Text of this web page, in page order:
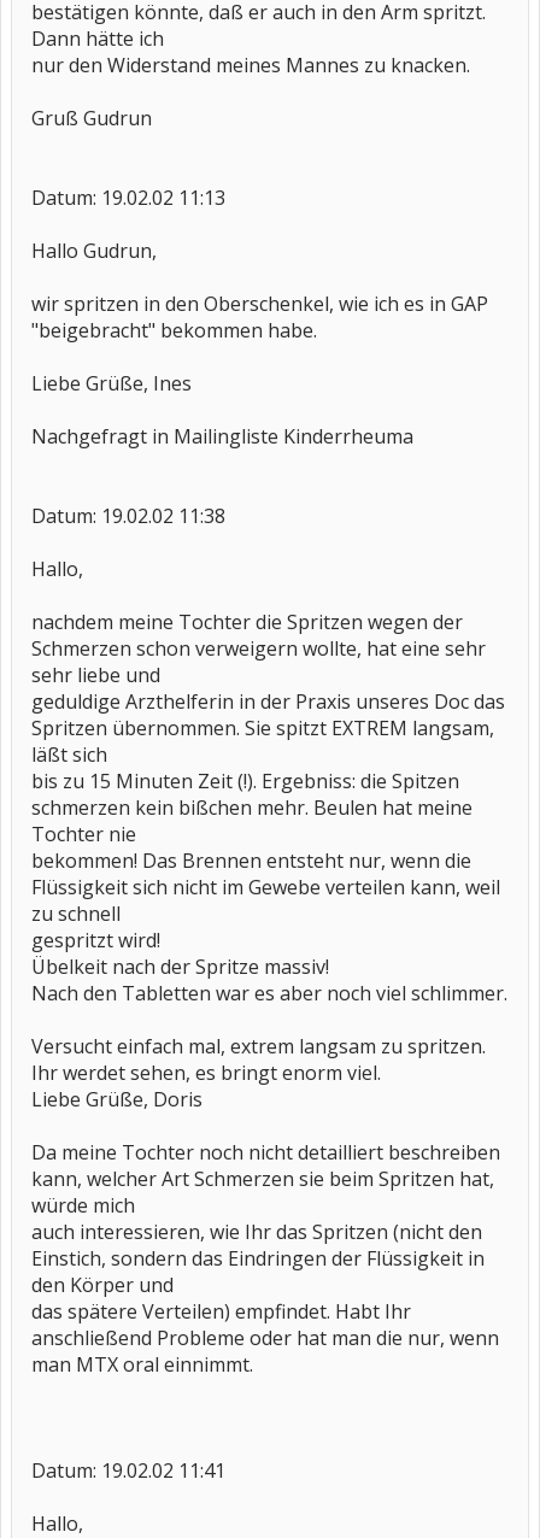
bestätigen könnte, daß er auch in den Arm spritzt.
Dann hätte ich
nur den Widerstand meines Mannes zu knacken.
Gruß Gudrun
Datum: 19.02.02 11:13
Hallo Gudrun,
wir spritzen in den Oberschenkel, wie ich es in GAP
"beigebracht" bekommen habe.
Liebe Grüße, Ines
Nachgefragt in Mailingliste Kinderrheuma
Datum: 19.02.02 11:38
Hallo,
nachdem meine Tochter die Spritzen wegen der
Schmerzen schon verweigern wollte, hat eine sehr
sehr liebe und
geduldige Arzthelferin in der Praxis unseres Doc das
Spritzen übernommen. Sie spitzt EXTREM langsam,
läßt sich
bis zu 15 Minuten Zeit (!). Ergebniss: die Spitzen
schmerzen kein bißchen mehr. Beulen hat meine
Tochter nie
bekommen! Das Brennen entsteht nur, wenn die
Flüssigkeit sich nicht im Gewebe verteilen kann, weil
zu schnell
gespritzt wird!
Übelkeit nach der Spritze massiv!
Nach den Tabletten war es aber noch viel schlimmer.
Versucht einfach mal, extrem langsam zu spritzen.
Ihr werdet sehen, es bringt enorm viel.
Liebe Grüße, Doris
Da meine Tochter noch nicht detailliert beschreiben
kann, welcher Art Schmerzen sie beim Spritzen hat,
würde mich
auch interessieren, wie Ihr das Spritzen (nicht den
Einstich, sondern das Eindringen der Flüssigkeit in
den Körper und
das spätere Verteilen) empfindet. Habt Ihr
anschließend Probleme oder hat man die nur, wenn
man MTX oral einnimmt.
Datum: 19.02.02 11:41
Hallo,